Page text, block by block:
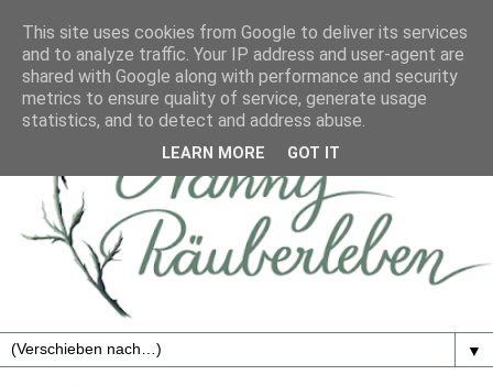
▼
This site uses cookies from Google to deliver its services
and to analyze traffic. Your IP address and user-agent are
shared with Google along with performance and security
metrics to ensure quality of service, generate usage
statistics, and to detect and address abuse.
LEARN MORE GOT IT